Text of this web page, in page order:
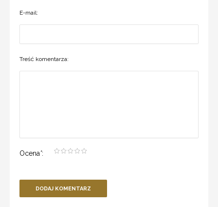
E-mail:
Treść komentarza:
Ocena*:
DODAJ KOMENTARZ